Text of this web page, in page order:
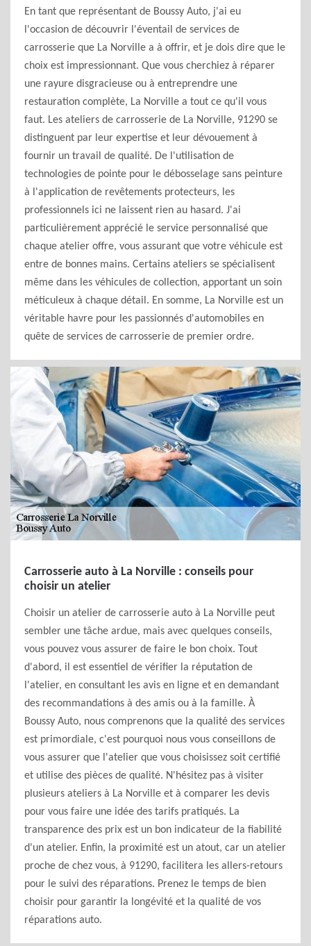
En tant que représentant de Boussy Auto, j'ai eu
l'occasion de découvrir l'éventail de services de
carrosserie que La Norville a à offrir, et je dois dire que le
choix est impressionnant. Que vous cherchiez à réparer
une rayure disgracieuse ou à entreprendre une
restauration complète, La Norville a tout ce qu'il vous
faut. Les ateliers de carrosserie de La Norville, 91290 se
distinguent par leur expertise et leur dévouement à
fournir un travail de qualité. De l'utilisation de
technologies de pointe pour le débosselage sans peinture
à l'application de revêtements protecteurs, les
professionnels ici ne laissent rien au hasard. J'ai
particulièrement apprécié le service personnalisé que
chaque atelier offre, vous assurant que votre véhicule est
entre de bonnes mains. Certains ateliers se spécialisent
même dans les véhicules de collection, apportant un soin
méticuleux à chaque détail. En somme, La Norville est un
véritable havre pour les passionnés d'automobiles en
quête de services de carrosserie de premier ordre.
Carrosserie auto à La Norville : conseils pour
choisir un atelier
Choisir un atelier de carrosserie auto à La Norville peut
sembler une tâche ardue, mais avec quelques conseils,
vous pouvez vous assurer de faire le bon choix. Tout
d'abord, il est essentiel de vérifier la réputation de
l'atelier, en consultant les avis en ligne et en demandant
des recommandations à des amis ou à la famille. À
Boussy Auto, nous comprenons que la qualité des services
est primordiale, c'est pourquoi nous vous conseillons de
vous assurer que l'atelier que vous choisissez soit certifié
et utilise des pièces de qualité. N'hésitez pas à visiter
plusieurs ateliers à La Norville et à comparer les devis
pour vous faire une idée des tarifs pratiqués. La
transparence des prix est un bon indicateur de la fiabilité
d'un atelier. Enfin, la proximité est un atout, car un atelier
proche de chez vous, à 91290, facilitera les allers-retours
pour le suivi des réparations. Prenez le temps de bien
choisir pour garantir la longévité et la qualité de vos
réparations auto.